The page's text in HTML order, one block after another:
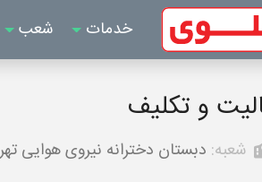
خدمات شعب
و تکلیف
شعبه: دبستان دخترانه نیروی هوایی